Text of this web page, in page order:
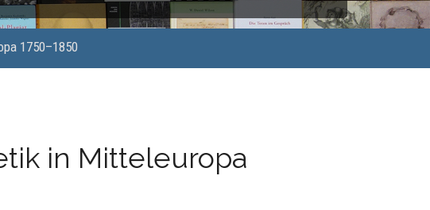
1750–1850
in Mitteleuropa